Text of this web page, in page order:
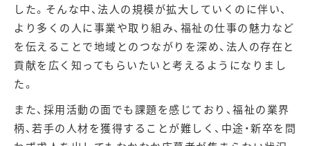
した。そんな中、法人の規模が拡大していくのに伴い、
より多くの人に事業や取り組み、福祉の仕事の魅力など
を伝えることで地域とのつながりを深め、法人の存在と
貢献を広く知ってもらいたいと考えるようになりまし
た。
また、採用活動の面でも課題を感じており、福祉の業界
柄、若手の人材を獲得することが難しく、中途・新卒を問